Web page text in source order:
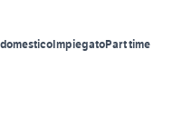
ImpiegatoPart time